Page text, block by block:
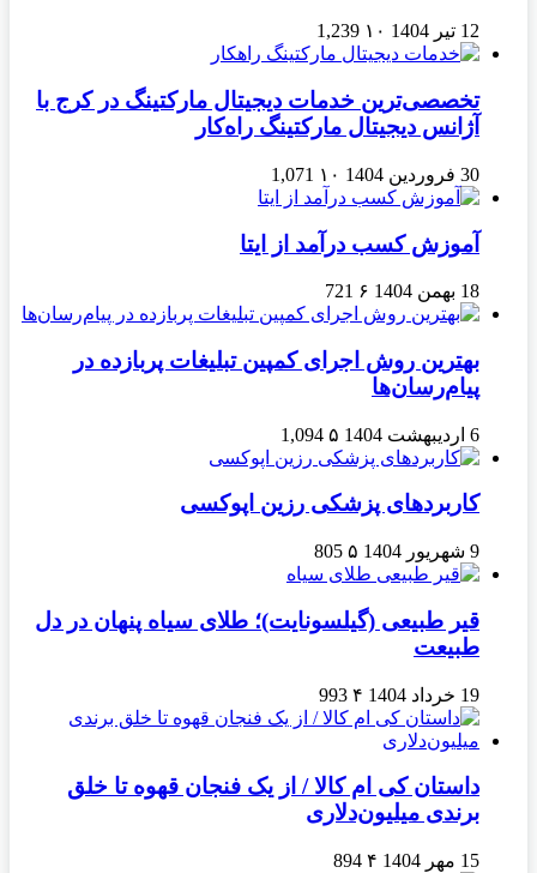
12 تیر 1404 ۱۰ 1,239
تخصصی‌ترین خدمات دیجیتال مارکتینگ در کرج با
آژانس دیجیتال مارکتینگ راه‌کار
30 فروردین 1404 ۱۰ 1,071
آموزش کسب درآمد از ایتا
18 بهمن 1404 ۶ 721
بهترین روش اجرای کمپین تبلیغات پربازده در
پیام‌رسان‌ها
6 اردیبهشت 1404 ۵ 1,094
کاربردهای پزشکی رزین اپوکسی
9 شهریور 1404 ۵ 805
قیر طبیعی (گیلسونایت)؛ طلای سیاه پنهان در دل
طبیعت
19 خرداد 1404 ۴ 993
داستان کی ام کالا / از یک فنجان قهوه تا خلق
برندی میلیون‌دلاری
15 مهر 1404 ۴ 894